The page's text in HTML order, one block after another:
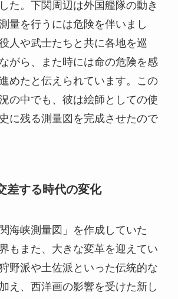
た。下関周辺は外国艦隊の動き
量を行うには危険を伴いまし
人や武士たちと共に各地を巡
がら、また時には命の危険を感
めたと伝えられています。この
の中でも、彼は絵師としての使
に残る測量図を完成させたので
差する時代の変化
海峡測量図」を作成していた
もまた、大きな変革を迎えてい
野派や土佐派といった伝統的な
え、西洋画の影響を受けた新し